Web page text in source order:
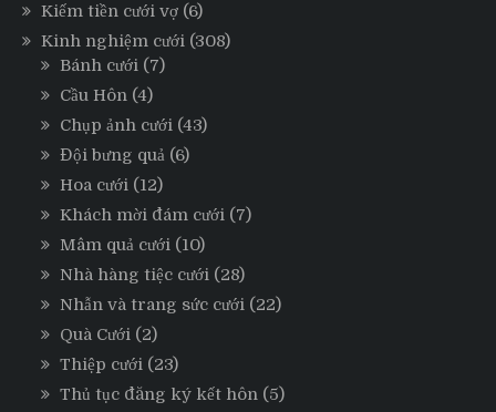
Kiếm tiền cưới vợ (6)
Kinh nghiệm cưới (308)
Bánh cưới (7)
Cầu Hôn (4)
Chụp ảnh cưới (43)
Đội bưng quả (6)
Hoa cưới (12)
Khách mời đám cưới (7)
Mâm quả cưới (10)
Nhà hàng tiệc cưới (28)
Nhẫn và trang sức cưới (22)
Quà Cưới (2)
Thiệp cưới (23)
Thủ tục đăng ký kết hôn (5)